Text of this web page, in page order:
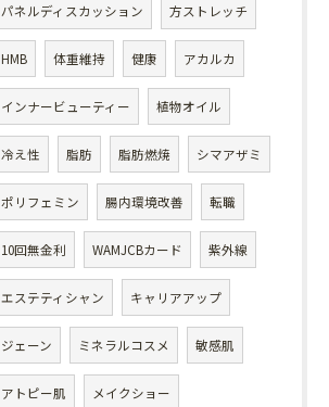
パネルディスカッション 方ストレッチ
HMB 体重維持 健康 アカルカ
インナービューティー 植物オイル
冷え性 脂肪 脂肪燃焼 シマアザミ
ポリフェミン 腸内環境改善 転職
10回無金利 WAMJCBカード 紫外線
エステティシャン キャリアアップ
ジェーン ミネラルコスメ 敏感肌
アトピー肌 メイクショー